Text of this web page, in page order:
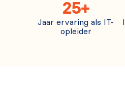
Module 8: Afsluiting en
Module 8.1: Code
25+
Jaar ervaring als IT-
opleider